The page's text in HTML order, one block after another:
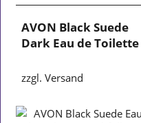
AVON Black Suede
Dark Eau de Toilette
zzgl. Versand